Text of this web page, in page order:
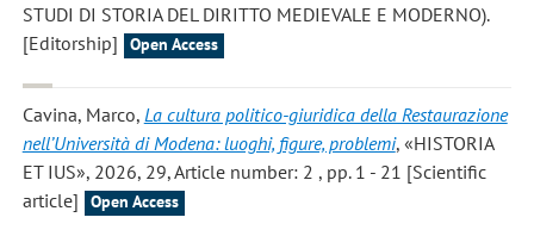
STUDI DI STORIA DEL DIRITTO MEDIEVALE E MODERNO).
[Editorship]
Open Access
Cavina, Marco, La cultura politico-giuridica della Restaurazione
nell’Università di Modena: luoghi, figure, problemi, «HISTORIA
ET IUS», 2026, 29, Article number: 2 , pp. 1 - 21 [Scientific
article]
Open Access